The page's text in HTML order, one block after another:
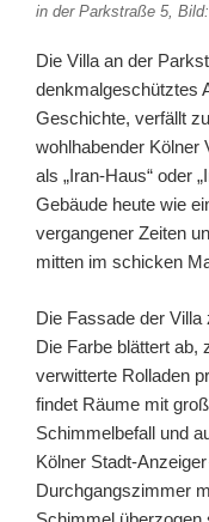
in der Parkstraße 5,
Die Villa an der
denkmalgeschütztes
Geschichte, verfällt
wohlhabender Kölner
als „Iran-Haus“ oder
Gebäude heute wie
vergangener Zeiten
mitten im schicken
Die Fassade der Villa
Die Farbe blättert ab,
verwitterte Rolladen
findet Räume mit
Schimmelbefall und
Kölner Stadt-Anzeiger
Durchgangszimmer